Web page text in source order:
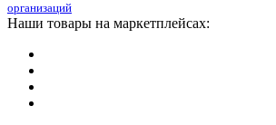
организаций
Наши товары на маркетплейсах: